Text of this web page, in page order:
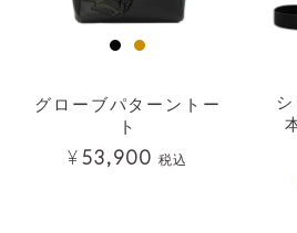
グローブパターントー
ト
¥53,900 税込